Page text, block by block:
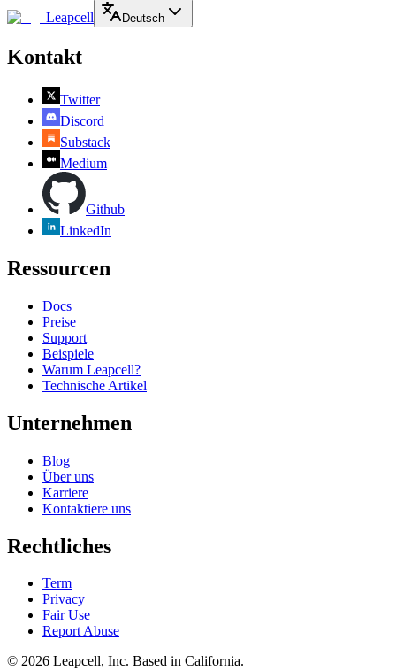
Leapcell Deutsch
Kontakt
Twitter
Discord
Substack
Medium
Github
LinkedIn
Ressourcen
Docs
Preise
Support
Beispiele
Warum Leapcell?
Technische Artikel
Unternehmen
Blog
Über uns
Karriere
Kontaktiere uns
Rechtliches
Term
Privacy
Fair Use
Report Abuse
© 2026 Leapcell, Inc. Based in California.